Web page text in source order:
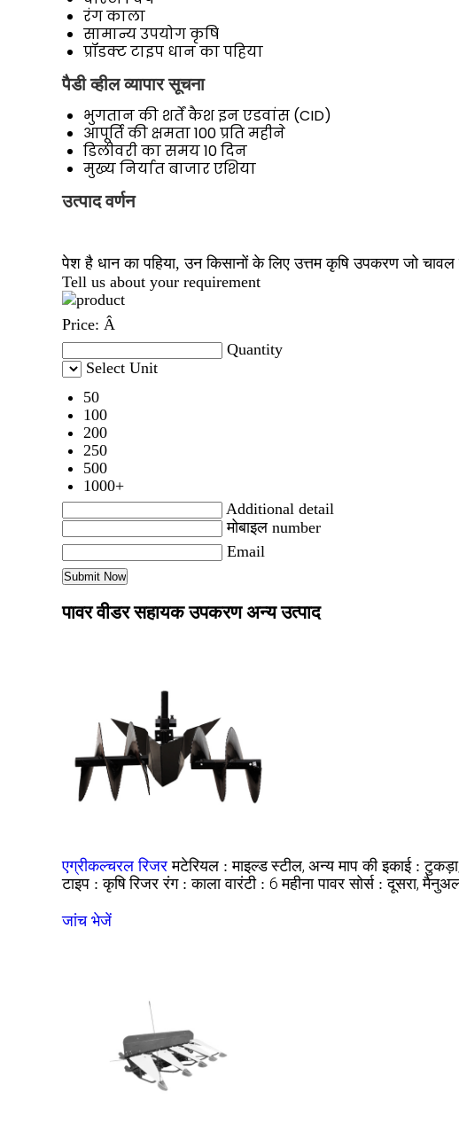
रंगकाला
सामान्य उपयोगकृषि
प्रॉडक्ट टाइप धान का पहिया
पैडी व्हील व्यापार सूचना
भुगतान की शर्तेंकैश इन एडवांस (CID)
आपूर्ति की क्षमता100 प्रति महीने
डिलीवरी का समय10 दिन
मुख्य निर्यात बाजारएशिया
उत्पाद वर्णन
पेश है धान का पहिया, उन किसानों के लिए उत्तम कृषि उपकरण जो चावल
Tell us about your requirement
Price: Â
Quantity
Select Unit
50
100
200
250
500
1000+
Additional detail
मोबाइल number
Email
पावर वीडर सहायक उपकरण अन्य उत्पाद
एग्रीकल्चरल रिजर मटेरियल :माइल्ड स्टील, अन्य माप की इकाई :
टाइप :कृषि रिजर रंग :काला वारंटी : 6 महीना पावर सोर्स :दूसरा,
जांच भेजें